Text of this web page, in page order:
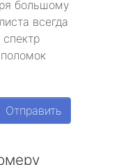
большому
всегда
Отправить